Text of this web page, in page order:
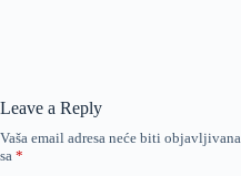
Leave a Reply
Vaša email adresa neće biti objavljivana.
sa *